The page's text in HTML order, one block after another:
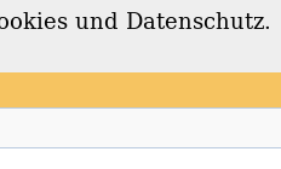
und Datenschutz.